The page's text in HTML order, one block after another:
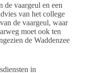
de vaargeul en een
van het college
de vaargeul, waar
moet ook ten
de Waddenzee
in